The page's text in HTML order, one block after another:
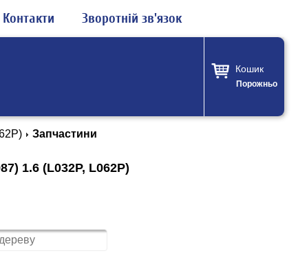
Контакти Зворотній зв'язок
Кошик
Порожньо
Запчастини
1.6 (L032P, L062P)